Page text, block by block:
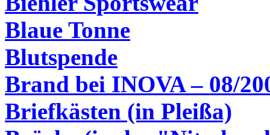
Blaue Tonne
Blutspende
Brand bei INOVA – 08/
Briefkästen (in Pleißa)